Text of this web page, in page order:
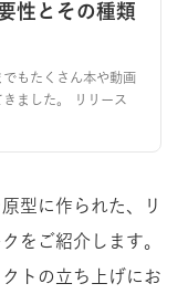
性とその種類
もたくさん本や動画
ました。 リリース
型に作られた、リ
をご紹介します。
トの立ち上げにお